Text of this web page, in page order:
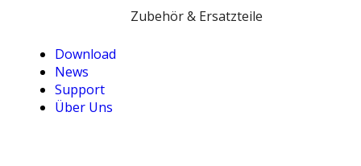
Zubehör & Ersatzteile
Download
News
Support
Über Uns